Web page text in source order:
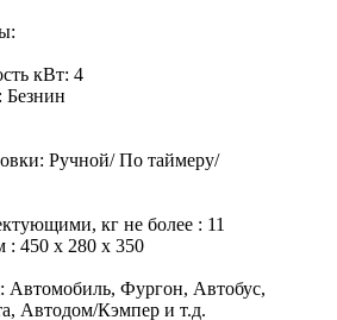
кВт: 4
Безнин
Ручной/ По таймеру/
кг не более : 11
: 450 х 280 х 350
Автомобиль, Фургон, Автобус,
Автодом/Кэмпер и т.д.